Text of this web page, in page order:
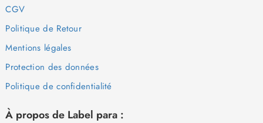
CGV
Politique de Retour
Mentions légales
Protection des données
Politique de confidentialité
À propos de Label para :